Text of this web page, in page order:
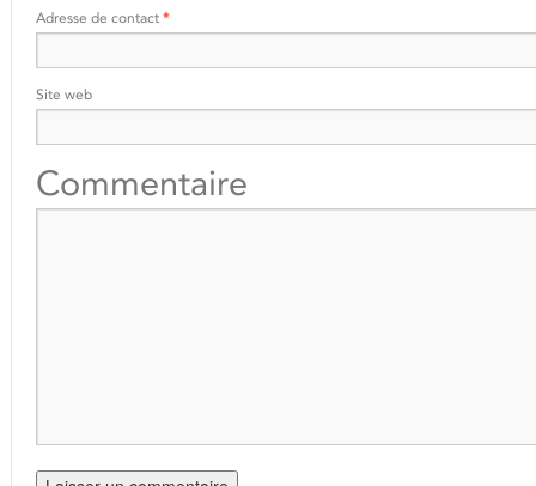
Adresse de contact *
Site web
Commentaire